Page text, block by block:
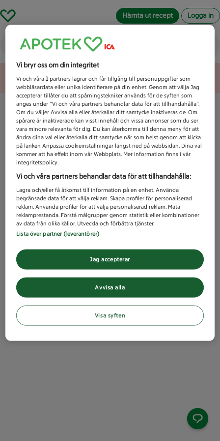
Hämta ut recept Logga in
Vad letar du efter idag?
Unknown error
Vi bryr oss om din integritet
Vi och våra1 partners lagrar och får tillgång till personuppgifter som
webbläsardata eller unika identifierare på din enhet. Genom att välja Jag
accepterar tillåter du att spårningstekniker används för de syften som
anges under ”Vi och våra partners behandlar data för att tillhandahålla”.
Om du väljer Avvisa alla eller återkallar ditt samtycke inaktiveras de. Om
spårare är inaktiverade kan visst innehåll och vissa annonser som du ser
vara mindre relevanta för dig. Du kan återkomma till denna meny för att
ändra dina val eller återkalla ditt samtycke när som helst genom att klicka
på länken Anpassa cookieinställningar längst ned på webbsidan. Dina val
kommer att ha effekt inom vår Webbplats. Mer information finns i vår
integritetspolicy.
Vi och våra partners behandlar data för att tillhandahålla:
Lagra och/eller få åtkomst till information på en enhet. Använda
begränsade data för att välja reklam. Skapa profiler för personaliserad
reklam. Använda profiler för att välja personaliserad reklam. Mäta
reklamprestanda. Förstå målgrupper genom statistik eller kombinationer
av data från olika källor. Utveckla och förbättra tjänster.
Lista över partner (leverantörer)
Avvisa alla
Jag accepterar
Visa syften